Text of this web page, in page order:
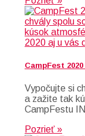
CampFest
Vypočujte si
a zažite tak
CampFestu
Pozrieť »